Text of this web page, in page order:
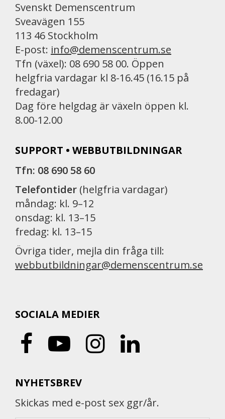
Svenskt Demenscentrum
Sveavägen 155
113 46 Stockholm
E-post: info@demenscentrum.se
Tfn (växel): 08 690 58 00. Öppen
helgfria vardagar kl 8-16.45 (16.15 på
fredagar)
Dag före helgdag är växeln öppen kl.
8.00-12.00
SUPPORT • WEBBUTBILDNINGAR
Tfn: 08 690 58 60
Telefontider (helgfria vardagar)
måndag: kl. 9–12
onsdag: kl. 13–15
fredag: kl. 13–15
Övriga tider, mejla din fråga till:
webbutbildningar@demenscentrum.se
SOCIALA MEDIER
NYHETSBREV
Skickas med e-post sex ggr/år.